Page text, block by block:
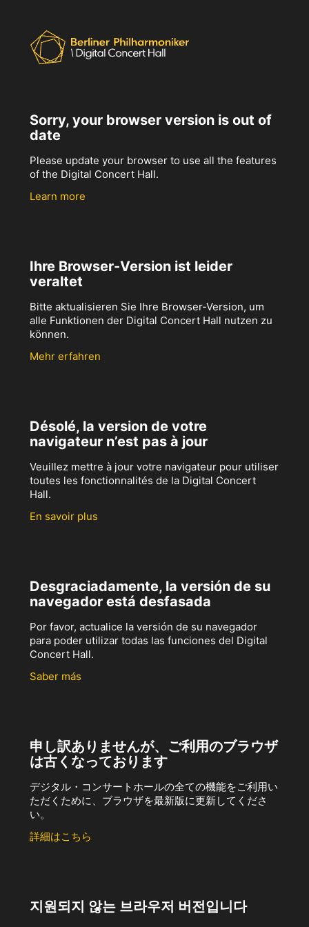
Sorry, your browser version is out of
date
Please update your browser to use all the features
of the Digital Concert Hall.
Learn more
Ihre Browser-Version ist leider
veraltet
Bitte aktualisieren Sie Ihre Browser-Version, um
alle Funktionen der Digital Concert Hall nutzen zu
können.
Mehr erfahren
Désolé, la version de votre
navigateur n’est pas à jour
Veuillez mettre à jour votre navigateur pour utiliser
toutes les fonctionnalités de la Digital Concert
Hall.
En savoir plus
Desgraciadamente, la versión de su
navegador está desfasada
Por favor, actualice la versión de su navegador
para poder utilizar todas las funciones del Digital
Concert Hall.
Saber más
申し訳ありませんが、ご利用のブラウザ
は古くなっております
デジタル・コンサートホールの全ての機能をご利用い
ただくために、ブラウザを最新版に更新してくださ
い。
詳細はこちら
지원되지 않는 브라우저 버전입니다